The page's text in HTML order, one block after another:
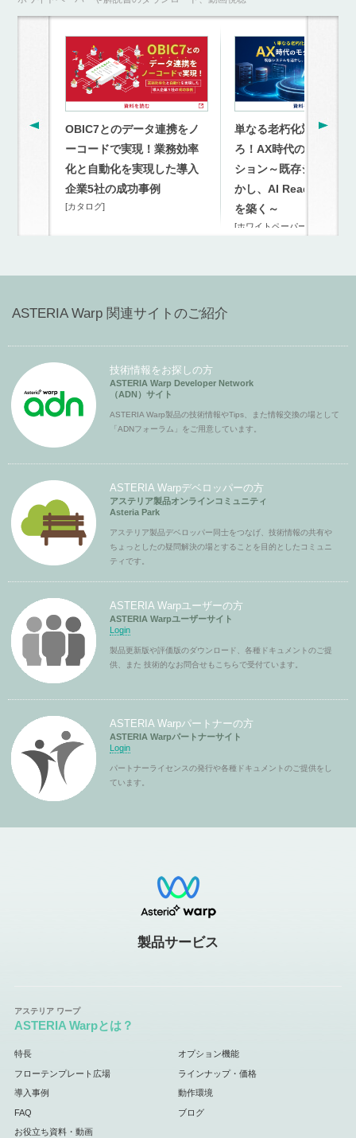
OBIC7とのデータ連携をノ
ーコードで実現！業務効率
化と自動化を実現した導入
企業5社の成功事例
[カタログ]
単なる老朽化対策を超
ろ！AX時代のモダナイ
ション～既存システム
かし、AI Readyな連携
を築く～
[ホワイトペーパー]
ASTERIA Warp 関連サイトのご紹介
技術情報をお探しの方
ASTERIA Warp Developer Network
（ADN）サイト
ASTERIA Warp製品の技術情報やTips、また情報交換の場として
「ADNフォーラム」をご用意しています。
ASTERIA Warpデベロッパーの方
アステリア製品オンラインコミュニティ
Asteria Park
アステリア製品デベロッパー同士をつなげ、技術情報の共有や
ちょっとしたの疑問解決の場とすることを目的としたコミュニ
ティです。
ASTERIA Warpユーザーの方
ASTERIA Warpユーザーサイト
Login
製品更新版や評価版のダウンロード、各種ドキュメントのご提
供、また 技術的なお問合せもこちらで受付ています。
ASTERIA Warpパートナーの方
ASTERIA Warpパートナーサイト
Login
パートナーライセンスの発行や各種ドキュメントのご提供をし
ています。
製品サービス
ASTERIA Warpとは？
特長 オプション機能
フローテンプレート広場 ラインナップ・価格
導入事例 動作環境
FAQ ブログ
お役立ち資料・動画